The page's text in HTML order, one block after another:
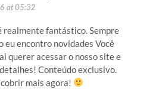
at 05:32
realmente fantástico. Sempre
eu encontro novidades Você
querer acessar o nosso site e
Conteúdo exclusivo.
mais agora!